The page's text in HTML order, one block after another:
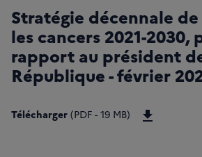
Stratégie décennale
les cancers 2021-2030,
rapport au président
République - février
Télécharger (PDF - 19 MB)